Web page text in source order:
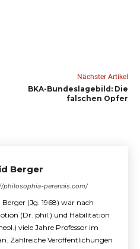
Nächster Artikel
BKA-Bundeslagebild: Die
falschen Opfer
Berger
philosophia-perennis.com/
Berger (Jg. 1968) war nach
(Dr. phil.) und Habilitation
viele Jahre Professor im
Zahlreiche Veröffentlichungen